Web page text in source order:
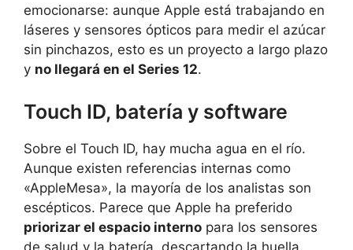
emocionarse: aunque Apple está trabajando en
láseres y sensores ópticos para medir el azúcar
sin pinchazos, esto es un proyecto a largo plazo
y no llegará en el Series 12.
Touch ID, batería y software
Sobre el Touch ID, hay mucha agua en el río.
Aunque existen referencias internas como
«AppleMesa», la mayoría de los analistas son
escépticos. Parece que Apple ha preferido
priorizar el espacio interno para los sensores
de salud y la batería, descartando la huella